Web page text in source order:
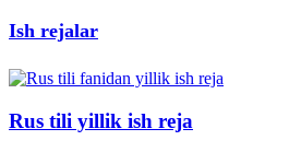
Ish rejalar
Rus tili yillik ish reja